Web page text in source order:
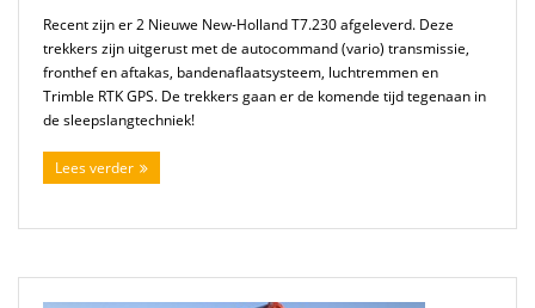
Recent zijn er 2 Nieuwe New-Holland T7.230 afgeleverd. Deze
trekkers zijn uitgerust met de autocommand (vario) transmissie,
fronthef en aftakas, bandenaflaatsysteem, luchtremmen en
Trimble RTK GPS. De trekkers gaan er de komende tijd tegenaan in
de sleepslangtechniek!
Lees verder